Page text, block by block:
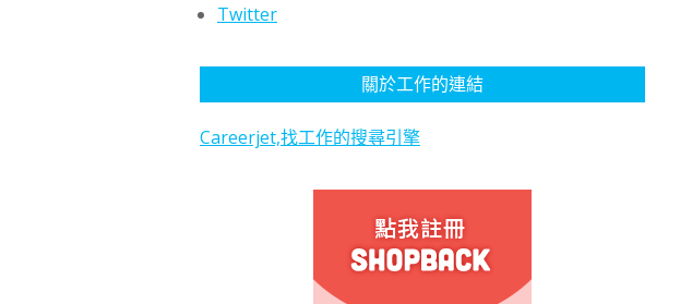
Twitter
關於工作的連結
Careerjet,找工作的搜尋引擎